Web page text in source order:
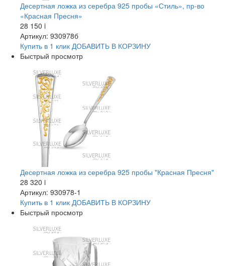
Десертная ложка из серебра 925 пробы «Стиль», пр-во
«Красная Пресня»
28 150 i
Артикул: 930978б
Купить в 1 клик ДОБАВИТЬ В КОРЗИНУ
Быстрый просмотр
Десертная ложка из серебра 925 пробы "Красная Пресня"
28 320 i
Артикул: 930978-1
Купить в 1 клик ДОБАВИТЬ В КОРЗИНУ
Быстрый просмотр